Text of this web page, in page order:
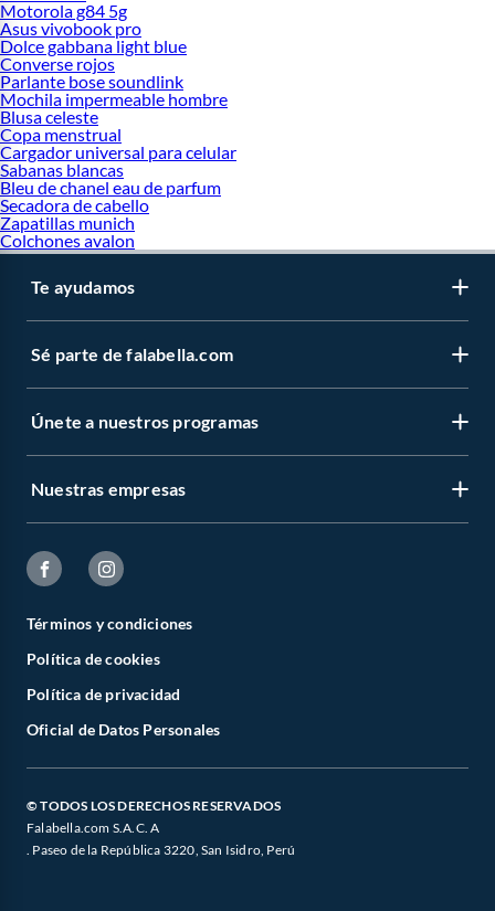
Motorola g84 5g
Asus vivobook pro
Dolce gabbana light blue
Converse rojos
Parlante bose soundlink
Mochila impermeable hombre
Blusa celeste
Copa menstrual
Cargador universal para celular
Sabanas blancas
Bleu de chanel eau de parfum
Secadora de cabello
Zapatillas munich
Colchones avalon
Te ayudamos
Sé parte de falabella.com
Únete a nuestros programas
Nuestras empresas
Términos y condiciones
Política de cookies
Política de privacidad
Oficial de Datos Personales
© TODOS LOS DERECHOS RESERVADOS
Falabella.com S.A.C. A
. Paseo de la República 3220, San Isidro, Perú